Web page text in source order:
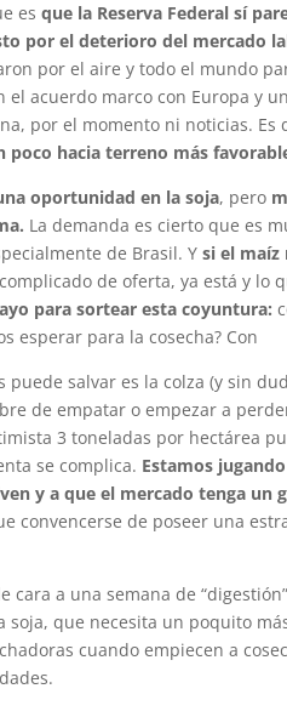
esque la Reserva Federal sí
por el deterioro del mercado
por el aire y todo el mundo
el acuerdo marco con Europa y
por el momento ni noticias.
poco hacia terreno más
oportunidad en la soja, pero
La demanda es cierto que es
de Brasil. Ysi el maíz
de oferta, ya está y lo
para sortear esta coyuntura:
esperar para la cosecha? Con
salvar es la colza (y sin
de empatar o empezar a
3 toneladas por hectárea
se complica. Estamos
y a que el mercado tenga un
convencerse de poseer una
a una semana de
que necesita un poquito
cuando empiecen a